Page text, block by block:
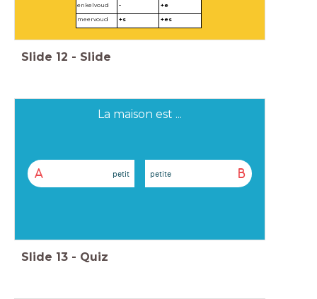
enkelvoud
-
+e
meervoud
+s +es
Slide 12 - Slide
La maison est ...
A petit B
petite
Slide 13 - Quiz